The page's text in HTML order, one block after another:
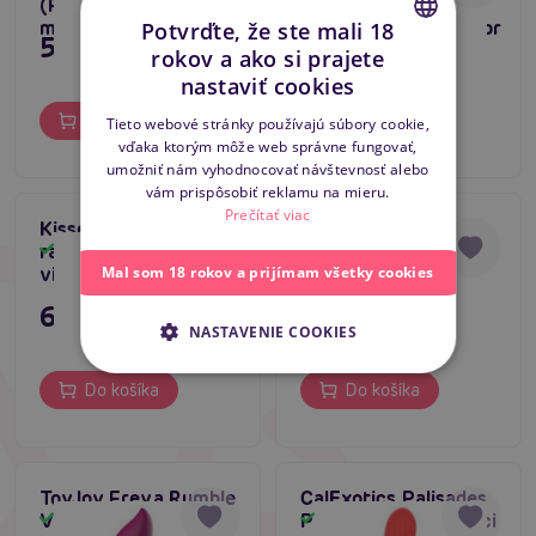
(Purple),
multifunkčný vibrátor
51,80 €
Do košíka
(Dark Purple),
multifunkčný vibrátor
51,80 €
Do košíka
Kissen Fury (Blue),
rabbit vaginálny
vibrátor
Skladom
63,80 €
Do košíka
(Green), rabbit
vaginálny vibrátor
Skladom
67,80 €
Do košíka
ToyJoy Freya Rumble
Vibrator, králičí
Skladom
CalExotics Palisades
Passion (Red), hrejúci
Skladom
CZECH
ENGLISH
Potvrďte, že ste mali 18
rokov a ako si prajete
nastaviť cookies
Tieto webové stránky používajú súbory cookie,
vďaka ktorým môže web správne fungovať,
umožniť nám vyhodnocovať návštevnosť alebo
vám prispôsobiť reklamu na mieru.
Prečítať viac
Mal som 18 rokov a prijímam všetky cookies
NASTAVENIE COOKIES